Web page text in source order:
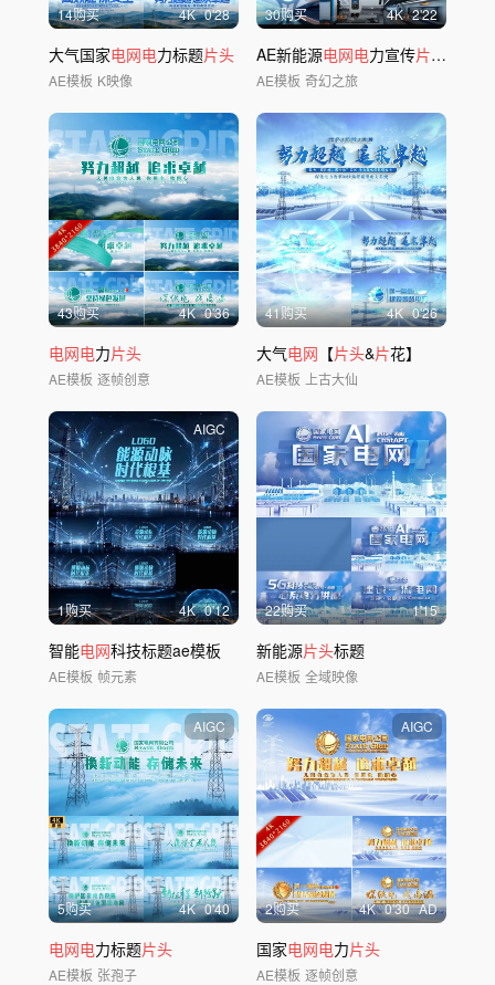
14购买 4K 0'28
大气国家电网电力标题片头
AE模板 K映像
30购买 4K 2'22
AE新能源电网电力宣传片双碳低
AE模板 奇幻之旅
43购买 4K 0'36
电网电力片头
AE模板 逐帧创意
41购买 4K 0'26
大气电网 【片头&片花】
AE模板 上古大仙
AIGC
1购买 4K 0'12
智能电网科技标题ae模板
AE模板 帧元素
22购买 1'15
新能源片头标题
AE模板 全域映像
AIGC
5购买 4K 0'40
电网电力标题片头
AE模板 张孢子
AIGC
2购买 4K 0'30 AD
国家电网电力片头
AE模板 逐帧创意